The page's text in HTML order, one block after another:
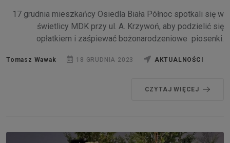
17 grudnia mieszkańcy Osiedla Biała Północ spotkali się w
świetlicy MDK przy ul. A. Krzywoń, aby podzielić się
opłatkiem i zaśpiewać bożonarodzeniowe piosenki.
Tomasz Wawak 18 GRUDNIA 2023 AKTUALNOŚCI
CZYTAJ WIĘCEJ